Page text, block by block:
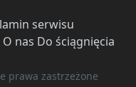
serwisu
O nas Do ściągnięcia
prawa zastrzeżone